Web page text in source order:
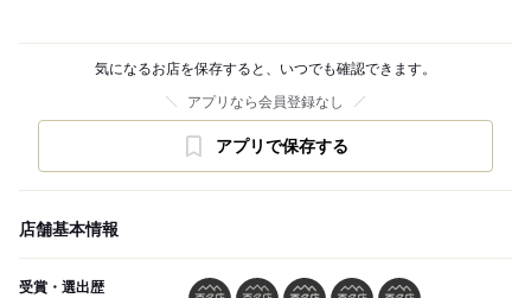
気になるお店を保存すると、いつでも確認できます。
アプリなら会員登録なし
アプリで保存する
店舗基本情報
受賞・選出歴